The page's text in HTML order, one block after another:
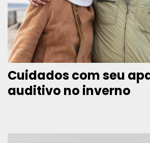
Cuidados com seu
auditivo no inverno